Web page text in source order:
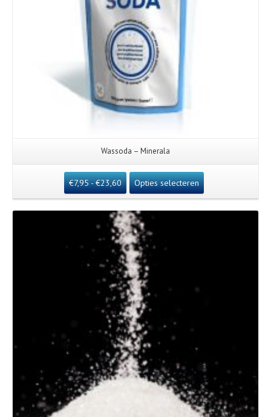
Wassoda – Minerala
€7,95- €23,60 Opties selecteren
Details